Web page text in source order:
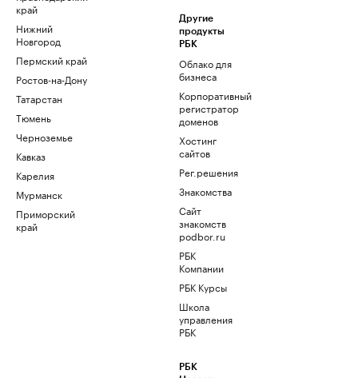
край
Нижний
Новгород
Пермский край
Ростов-на-Дону
Татарстан
Тюмень
Черноземье
Кавказ
Карелия
Мурманск
Приморский
край
Другие
продукты
РБК
Облако для
бизнеса
Корпоративный
регистратор
доменов
Хостинг
сайтов
Рег.решения
Знакомства
Сайт
знакомств
podbor.ru
РБК
Компании
РБК Курсы
Школа
управления
РБК
РБК